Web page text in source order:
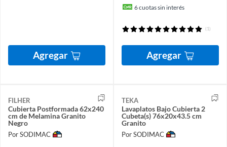
Agregar
6cuotas sin interés
(1)
Agregar
FILHER
Cubierta Postformada 62x240
cm de Melamina Granito
Negro
Por SODIMAC
TEKA
Lavaplatos Bajo Cubierta 2
Cubeta(s) 76x20x43.5 cm
Granito
Por SODIMAC